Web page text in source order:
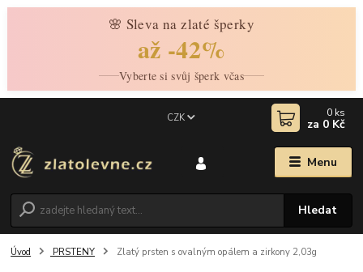
🌸 Sleva na zlaté šperky
až -42%
Vyberte si svůj šperk včas
Menu
CZK
Hledat
0 ks
za 0 Kč
Úvod PRSTENY Zlatý prsten s ovalným opálem a zirkony 2,03g